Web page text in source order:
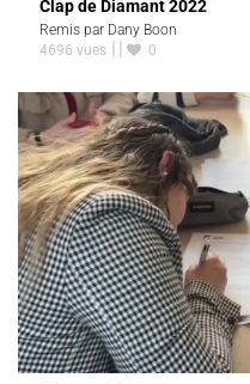
Clap de Diamant 2022
Remis par Dany Boon
4696 vues
0